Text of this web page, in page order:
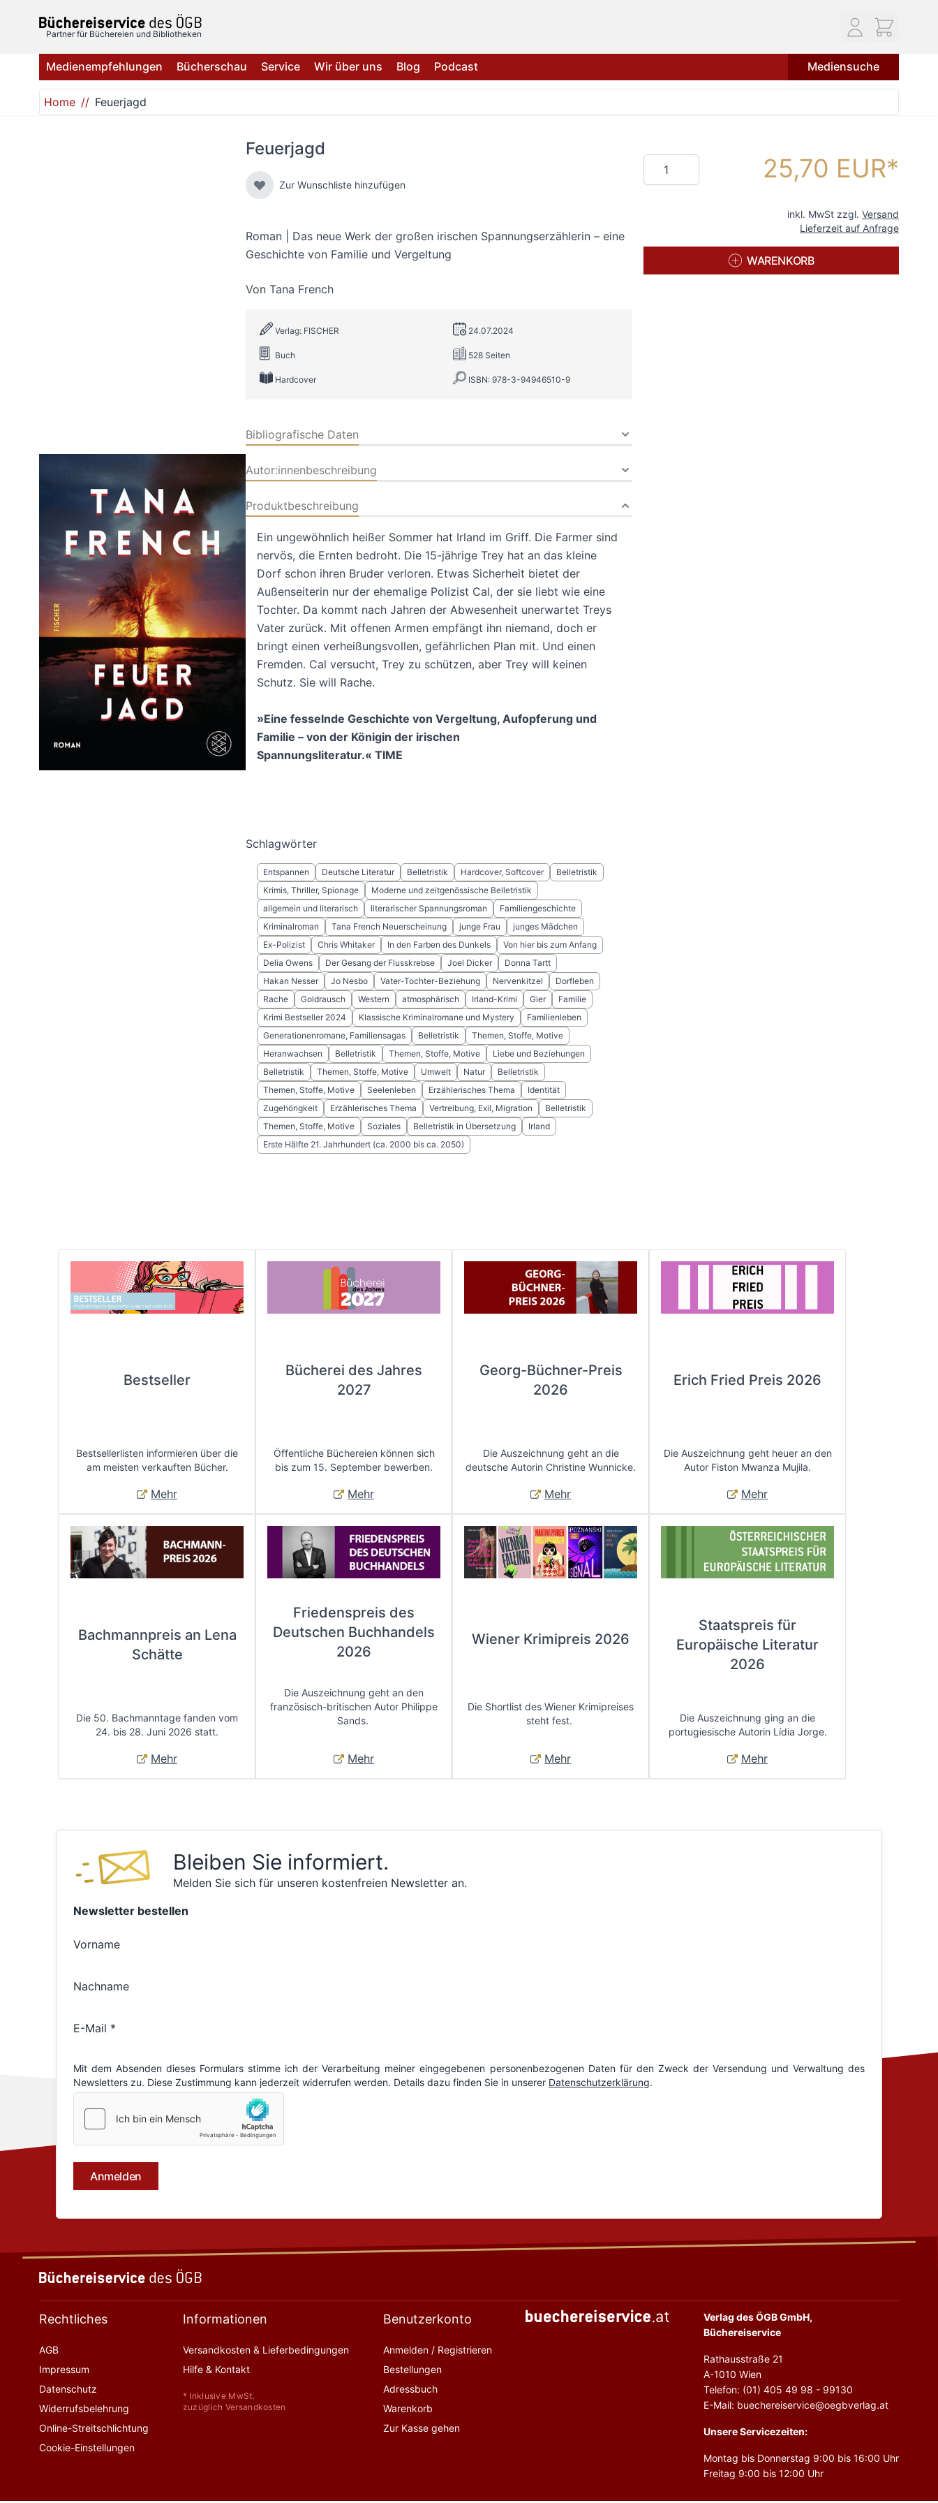
Partner für Büchereien und Bibliotheken
Medienempfehlungen Bücherschau Service Wir über uns Blog Podcast Mediensuche
Home Feuerjagd
Feuerjagd
Zur Wunschliste hinzufügen
Roman | Das neue Werk der großen irischen Spannungserzählerin – eine
Geschichte von Familie und Vergeltung
Von Tana French
Verlag: FISCHER 24.07.2024
Buch 528 Seiten
Hardcover ISBN: 978-3-94946510-9
Bibliografische Daten
Autor:innenbeschreibung
Produktbeschreibung
Ein ungewöhnlich heißer Sommer hat Irland im Griff. Die Farmer sind
nervös, die Ernten bedroht. Die 15-jährige Trey hat an das kleine
Dorf schon ihren Bruder verloren. Etwas Sicherheit bietet der
Außenseiterin nur der ehemalige Polizist Cal, der sie liebt wie eine
Tochter. Da kommt nach Jahren der Abwesenheit unerwartet Treys
Vater zurück. Mit offenen Armen empfängt ihn niemand, doch er
bringt einen verheißungsvollen, gefährlichen Plan mit. Und einen
Fremden. Cal versucht, Trey zu schützen, aber Trey will keinen
Schutz. Sie will Rache.
»Eine fesselnde Geschichte von Vergeltung, Aufopferung und
Familie – von der Königin der irischen
Spannungsliteratur.« TIME
Schlagwörter
Entspannen Deutsche Literatur Belletristik Hardcover, Softcover
Belletristik
Krimis, Thriller, Spionage
Moderne und zeitgenössische Belletristik
allgemein und literarisch
literarischer Spannungsroman
Familiengeschichte
Kriminalroman
Tana French Neuerscheinung junge Frau
junges Mädchen
Ex-Polizist
Chris Whitaker In den Farben des Dunkels
Von hier bis zum Anfang
Delia Owens
Der Gesang der Flusskrebse Joel Dicker
Donna Tartt
Hakan Nesser
Jo Nesbo Vater-Tochter-Beziehung Nervenkitzel
Dorfleben
Rache
Goldrausch Western atmosphärisch Irland-Krimi Gier
Familie
Krimi Bestseller 2024
Klassische Kriminalromane und Mystery
Familienleben
Generationenromane, Familiensagas
Belletristik
Themen, Stoffe, Motive
Heranwachsen
Belletristik Themen, Stoffe, Motive
Liebe und Beziehungen
Belletristik
Themen, Stoffe, Motive Umwelt Natur
Belletristik
Themen, Stoffe, Motive
Seelenleben Erzählerisches Thema
Identität
Zugehörigkeit
Erzählerisches Thema Vertreibung, Exil, Migration
Belletristik
Themen, Stoffe, Motive
Soziales Belletristik in Übersetzung
Irland
Erste Hälfte 21. Jahrhundert (ca. 2000 bis ca. 2050)
Menge 25,70 EUR
inkl. MwSt zzgl. Versand
Lieferzeit auf Anfrage
WARENKORB
Bestseller
Bestsellerlisten informieren über die
am meisten verkauften Bücher.
Mehr
Bücherei des Jahres
2027
Öffentliche Büchereien können sich
bis zum 15. September bewerben.
Mehr
Georg-Büchner-Preis
2026
Die Auszeichnung geht an die
deutsche Autorin Christine Wunnicke.
Mehr
Erich Fried Preis 2026
Die Auszeichnung geht heuer an den
Autor Fiston Mwanza Mujila.
Mehr
Bachmannpreis an Lena
Schätte
Die 50. Bachmanntage fanden vom
24. bis 28. Juni 2026 statt.
Mehr
Friedenspreis des
Deutschen Buchhandels
2026
Die Auszeichnung geht an den
französisch-britischen Autor Philippe
Sands.
Mehr
Wiener Krimipreis 2026
Die Shortlist des Wiener Krimipreises
steht fest.
Mehr
Staatspreis für
Europäische Literatur
2026
Die Auszeichnung ging an die
portugiesische Autorin Lídia Jorge.
Mehr
Bleiben Sie informiert.
Melden Sie sich für unseren kostenfreien Newsletter an.
Rechtliches
AGB
Impressum
Datenschutz
Widerrufsbelehrung
Online-Streitschlichtung
Cookie-Einstellungen
Informationen
Versandkosten & Lieferbedingungen
Hilfe & Kontakt
* Inklusive MwSt.
zuzüglich Versandkosten
Benutzerkonto
Anmelden / Registrieren
Bestellungen
Adressbuch
Warenkorb
Zur Kasse gehen
Verlag des ÖGB GmbH,
Büchereiservice
Rathausstraße 21
A-1010 Wien
Telefon: (01) 405 49 98 - 99130
E-Mail: buechereiservice@oegbverlag.at
Unsere Servicezeiten:
Montag bis Donnerstag 9:00 bis 16:00 Uhr
Freitag 9:00 bis 12:00 Uhr